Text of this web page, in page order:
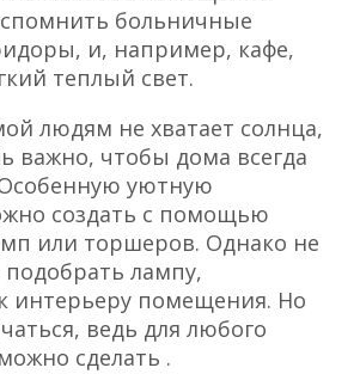
больничные
и, например, кафе,
теплый свет.
людям не хватает солнца,
важно, чтобы дома всегда
уютную
создать с помощью
или торшеров. Однако не
лампу,
интерьеру помещения. Но
ведь для любого
сделать .